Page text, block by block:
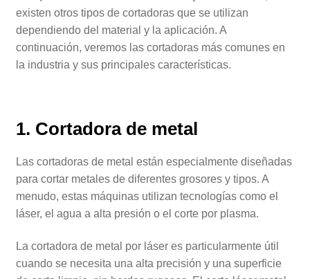
existen otros tipos de cortadoras que se utilizan
dependiendo del material y la aplicación. A
continuación, veremos las cortadoras más comunes en
la industria y sus principales características.
1. Cortadora de metal
Las cortadoras de metal están especialmente diseñadas
para cortar metales de diferentes grosores y tipos. A
menudo, estas máquinas utilizan tecnologías como el
láser, el agua a alta presión o el corte por plasma.
La cortadora de metal por láser es particularmente útil
cuando se necesita una alta precisión y una superficie